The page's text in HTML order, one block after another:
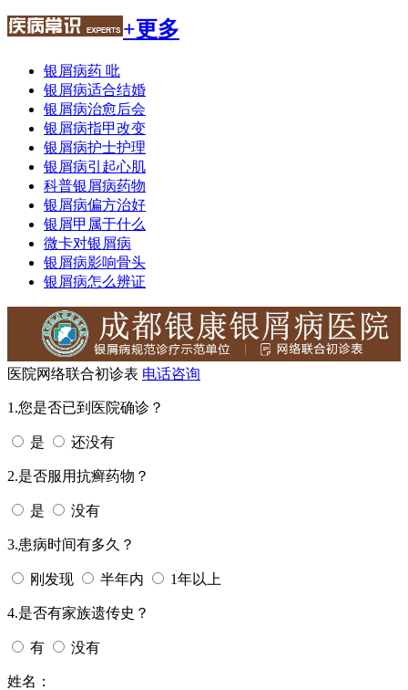
+更多
银屑病药 吡
银屑病适合结婚
银屑病治愈后会
银屑病指甲改变
银屑病护士护理
银屑病引起心肌
科普银屑病药物
银屑病偏方治好
银屑甲属于什么
微卡对银屑病
银屑病影响骨头
银屑病怎么辨证
医院网络联合初诊表 电话咨询
1.您是否已到医院确诊？
是 还没有
2.是否服用抗癣药物？
是 没有
3.患病时间有多久？
刚发现 半年内 1年以上
4.是否有家族遗传史？
有 没有
姓名：